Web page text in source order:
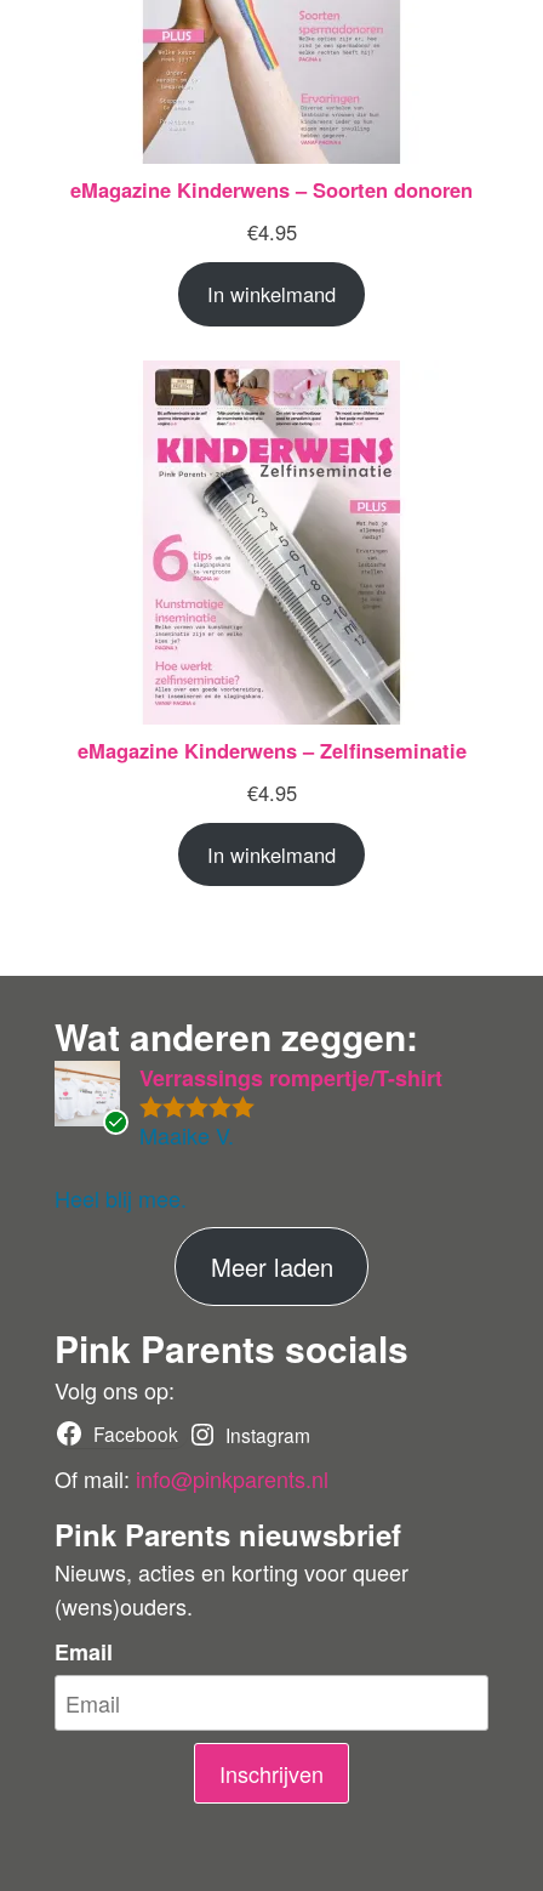
eMagazine Kinderwens – Soorten donoren
€4.95
In winkelmand
eMagazine Kinderwens – Zelfinseminatie
€4.95
In winkelmand
Wat anderen zeggen:
eri
r
Gewaardeer
Verrassings rompertje/T-shirt
Maaike V.
Heel blij mee.
Meer ladenM
e
e
o
r
i
g
Pink Parents socials
Volg ons op:
Facebook Instagram
Of mail: info@pinkparents.nl
Pink Parents nieuwsbrief
Nieuws, acties en korting voor queer
(wens)ouders.
Email
Inschrijven